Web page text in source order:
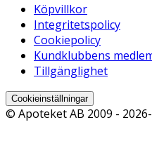
Köpvillkor
Integritetspolicy
Cookiepolicy
Kundklubbens
Tillgänglighet
Cookieinställningar
© Apoteket AB 2009 -